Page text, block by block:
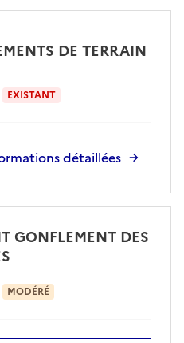
DE TERRAIN
EXISTANT
détaillées
GONFLEMENT DES
MODÉRÉ